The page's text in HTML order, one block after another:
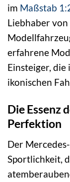
im Maßstab
Liebhaber
erfahrene
Einsteiger, die
ikonischen
Die Essenz
Perfektion
Der
Sportlichkeit,